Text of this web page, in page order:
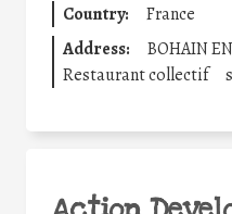
Country:
France
Address:
BOHAIN
Restaurant collectif